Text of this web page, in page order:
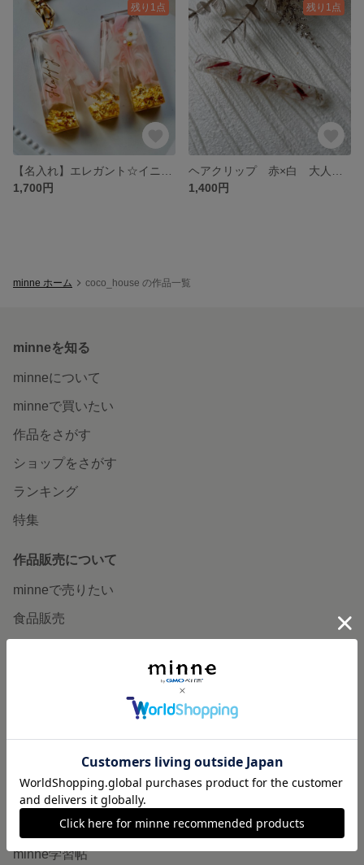
残り1点
1,700円
残り1点
1,400円
minne ホーム coco_house の作品一覧
minneを知る
minneについて
minneで買いたい
作品をさがす
ショップをさがす
ランキング
特集
作品販売について
minneで売りたい
食品販売
販売支援企画・イベント
読みもの
minneとものづくりと
minne学習帖